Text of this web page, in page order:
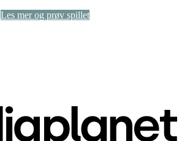
Les mer og prøv spillet